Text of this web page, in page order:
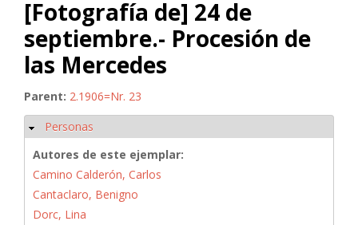
[Fotografía de] 24 de
septiembre.- Procesión de
las Mercedes
Parent: 2.1906=Nr. 23
Ocultar
Personas
Autores de este ejemplar:
Camino Calderón, Carlos
Cantaclaro, Benigno
Dorc, Lina